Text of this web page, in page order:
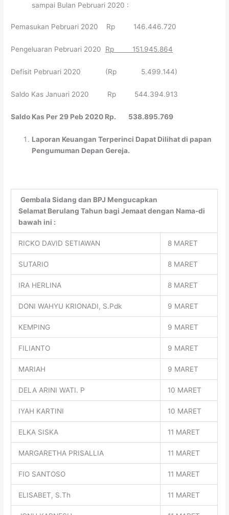
sampai Bulan Pebruari 2020 :
Pemasukan Pebruari 2020 Rp 146.446.720
Pengeluaran Pebruari 2020 Rp 151.945.864
Defisit Pebruari 2020 (Rp 5.499.144)
Saldo Kas Januari 2020 Rp 544.394.913
Saldo Kas Per 29 Peb 2020 Rp. 538.895.769
Laporan Keuangan Terperinci Dapat Dilihat di papan
Pengumuman Depan Gereja.
Gembala Sidang dan BPJ Mengucapkan
Selamat Berulang Tahun bagi Jemaat dengan Nama-di
bawah ini :
RICKO DAVID SETIAWAN 8 MARET
SUTARIO 8 MARET
IRA HERLINA 8 MARET
DONI WAHYU KRIONADI, S.Pdk 9 MARET
KEMPING 9 MARET
FILIANTO 9 MARET
MARIAH 9 MARET
DELA ARINI WATI. P 10 MARET
IYAH KARTINI 10 MARET
ELKA SISKA 11 MARET
MARGARETHA PRISALLIA 11 MARET
FIO SANTOSO 11 MARET
ELISABET, S.Th 11 MARET